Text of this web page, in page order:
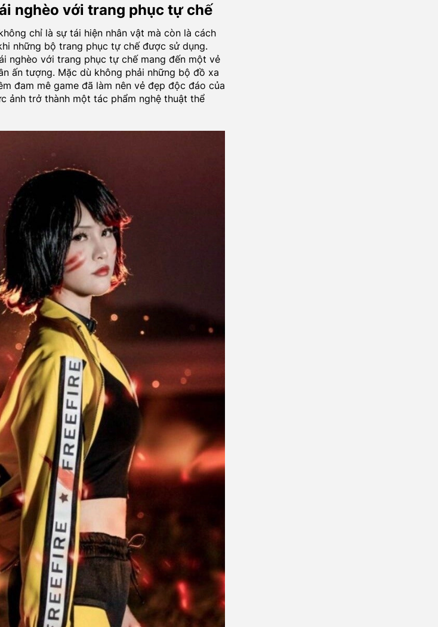
nghèo với trang phục tự chế
chỉ là sự tái hiện nhân vật mà còn là cách
những bộ trang phục tự chế được sử dụng.
nghèo với trang phục tự chế mang đến một vẻ
ấn tượng. Mặc dù không phải những bộ đồ xa
đam mê game đã làm nên vẻ đẹp độc đáo của
ảnh trở thành một tác phẩm nghệ thuật thể